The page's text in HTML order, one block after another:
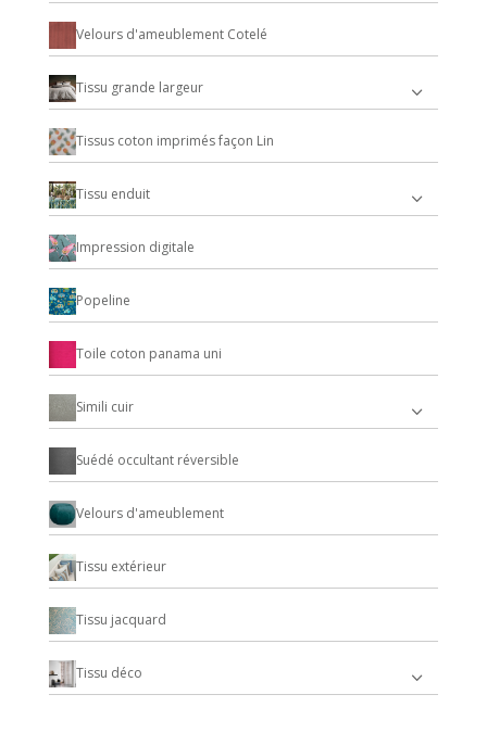
Velours d'ameublement Cotelé
Tissu grande largeur
Tissus coton imprimés façon Lin
Tissu enduit
Impression digitale
Popeline
Toile coton panama uni
Simili cuir
Suédé occultant réversible
Velours d'ameublement
Tissu extérieur
Tissu jacquard
Tissu déco